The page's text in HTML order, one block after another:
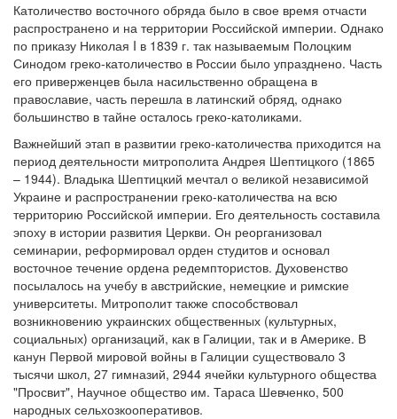
Католичество восточного обряда было в свое время отчасти
распространено и на территории Российской империи. Однако
по приказу Николая I в 1839 г. так называемым Полоцким
Синодом греко-католичество в России было упразднено. Часть
его приверженцев была насильственно обращена в
православие, часть перешла в латинский обряд, однако
большинство в тайне осталось греко-католиками.
Важнейший этап в развитии греко-католичества приходится на
период деятельности митрополита Андрея Шептицкого (1865
– 1944). Владыка Шептицкий мечтал о великой независимой
Украине и распространении греко-католичества на всю
территорию Российской империи. Его деятельность составила
эпоху в истории развития Церкви. Он реорганизовал
семинарии, реформировал орден студитов и основал
восточное течение ордена редемптористов. Духовенство
посылалось на учебу в австрийские, немецкие и римские
университеты. Митрополит также способствовал
возникновению украинских общественных (культурных,
социальных) организаций, как в Галиции, так и в Америке. В
канун Первой мировой войны в Галиции существовало 3
тысячи школ, 27 гимназий, 2944 ячейки культурного общества
"Просвит", Научное общество им. Тараса Шевченко, 500
народных сельхозкооперативов.